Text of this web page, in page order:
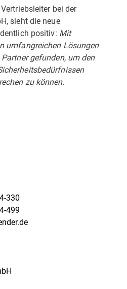
bei der
sieht die neue
positiv: Mit
umfangreichen Lösungen
gefunden, um den
zu können.
330
499